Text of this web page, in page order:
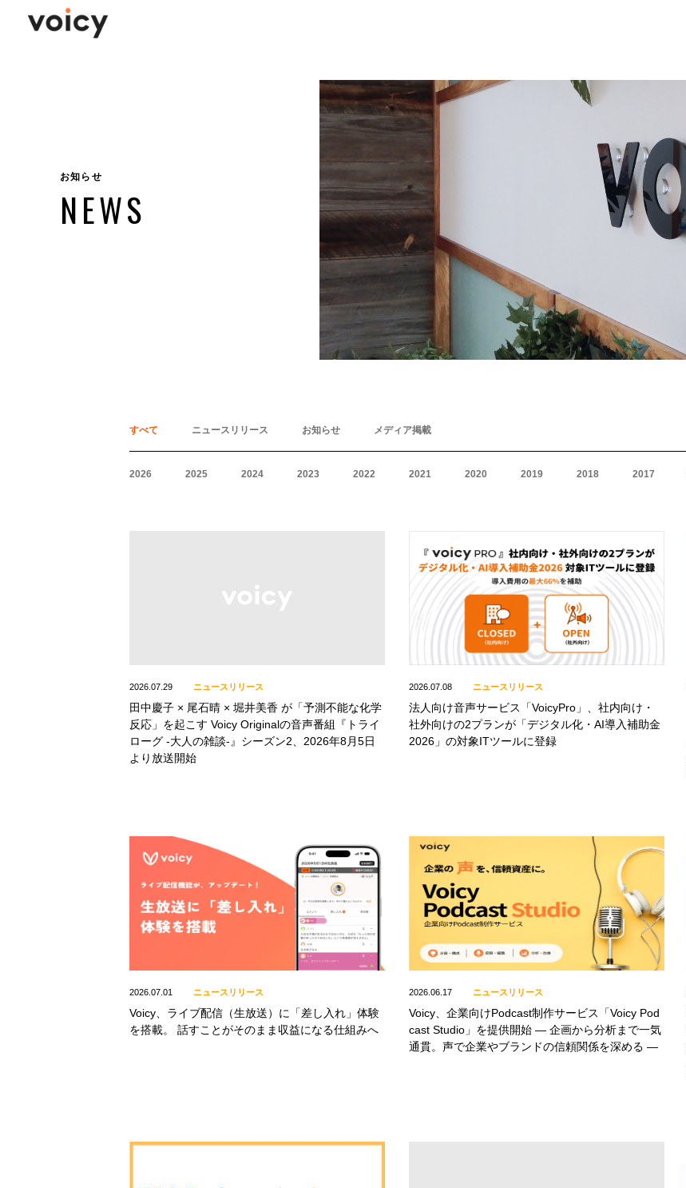
お知らせ
NEWS
すべて ニュースリリース お知らせ メディア掲載
2026 2025 2024 2023 2022 2021 2020 2019 2018 2017
2026.07.29 ニュースリリース
田中慶子 × 尾石晴 × 堀井美香 が「予測不能な化学
反応」を起こす Voicy Originalの音声番組『トライ
ローグ -大人の雑談-』シーズン2、2026年8月5日
より放送開始
2026.07.08 ニュースリリース
法人向け音声サービス「VoicyPro」、社内向け・
社外向けの2プランが「デジタル化・AI導入補助金
2026」の対象ITツールに登録
2026.07.01 ニュースリリース
Voicy、ライブ配信（生放送）に「差し入れ」体験
を搭載。 話すことがそのまま収益になる仕組みへ
2026.06.17 ニュースリリース
Voicy、企業向けPodcast制作サービス「Voicy Pod
cast Studio」を提供開始 ― 企画から分析まで一気
通貫。声で企業やブランドの信頼関係を深める ―